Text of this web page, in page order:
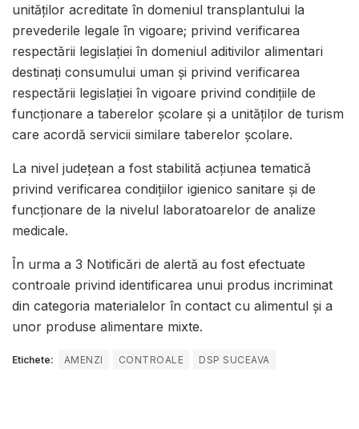
unităților acreditate în domeniul transplantului la
prevederile legale în vigoare; privind verificarea
respectării legislației în domeniul aditivilor alimentari
destinați consumului uman și privind verificarea
respectării legislației în vigoare privind condițiile de
funcționare a taberelor școlare și a unităților de turism
care acordă servicii similare taberelor școlare.
La nivel județean a fost stabilită acțiunea tematică
privind verificarea condițiilor igienico sanitare și de
funcționare de la nivelul laboratoarelor de analize
medicale.
În urma a 3 Notificări de alertă au fost efectuate
controale privind identificarea unui produs incriminat
din categoria materialelor în contact cu alimentul și a
unor produse alimentare mixte.
Etichete: AMENZI CONTROALE DSP SUCEAVA